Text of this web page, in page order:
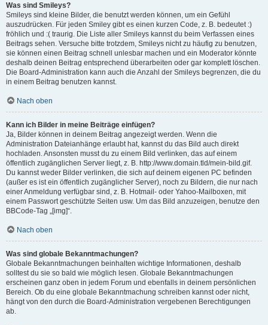
Was sind Smileys?
Smileys sind kleine Bilder, die benutzt werden können, um ein Gefühl
auszudrücken. Für jeden Smiley gibt es einen kurzen Code, z. B. bedeutet :)
fröhlich und :( traurig. Die Liste aller Smileys kannst du beim Verfassen eines
Beitrags sehen. Versuche bitte trotzdem, Smileys nicht zu häufig zu benutzen,
sie können einen Beitrag schnell unlesbar machen und ein Moderator könnte
deshalb deinen Beitrag entsprechend überarbeiten oder gar komplett löschen.
Die Board-Administration kann auch die Anzahl der Smileys begrenzen, die du
in einem Beitrag benutzen kannst.
Nach oben
Kann ich Bilder in meine Beiträge einfügen?
Ja, Bilder können in deinem Beitrag angezeigt werden. Wenn die
Administration Dateianhänge erlaubt hat, kannst du das Bild auch direkt
hochladen. Ansonsten musst du zu einem Bild verlinken, das auf einem
öffentlich zugänglichen Server liegt, z. B. http://www.domain.tld/mein-bild.gif.
Du kannst weder Bilder verlinken, die sich auf deinem eigenen PC befinden
(außer es ist ein öffentlich zugänglicher Server), noch zu Bildern, die nur nach
einer Anmeldung verfügbar sind, z. B. Hotmail- oder Yahoo-Mailboxen, mit
einem Passwort geschützte Seiten usw. Um das Bild anzuzeigen, benutze den
BBCode-Tag „[img]“.
Nach oben
Was sind globale Bekanntmachungen?
Globale Bekanntmachungen beinhalten wichtige Informationen, deshalb
solltest du sie so bald wie möglich lesen. Globale Bekanntmachungen
erscheinen ganz oben in jedem Forum und ebenfalls in deinem persönlichen
Bereich. Ob du eine globale Bekanntmachung schreiben kannst oder nicht,
hängt von den durch die Board-Administration vergebenen Berechtigungen
ab.